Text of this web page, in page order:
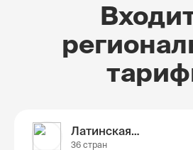
Латинская Америка
36 стран